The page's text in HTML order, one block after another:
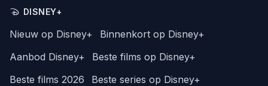
DISNEY+
Nieuw op Disney+
Binnenkort op Disney+
Aanbod Disney+
Beste films op Disney+
Beste films 2026
Beste series op Disney+